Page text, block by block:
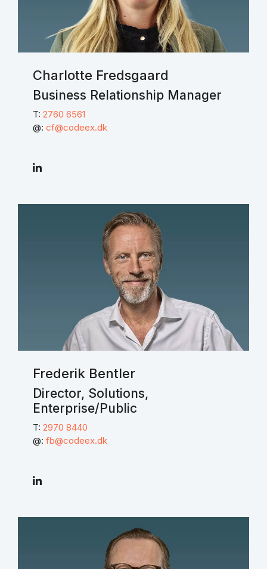
Charlotte Fredsgaard
Business Relationship Manager
T: 2760 6561
@: cf@codeex.dk
Frederik Bentler
Director, Solutions,
Enterprise/Public
T: 2970 8440
@: fb@codeex.dk